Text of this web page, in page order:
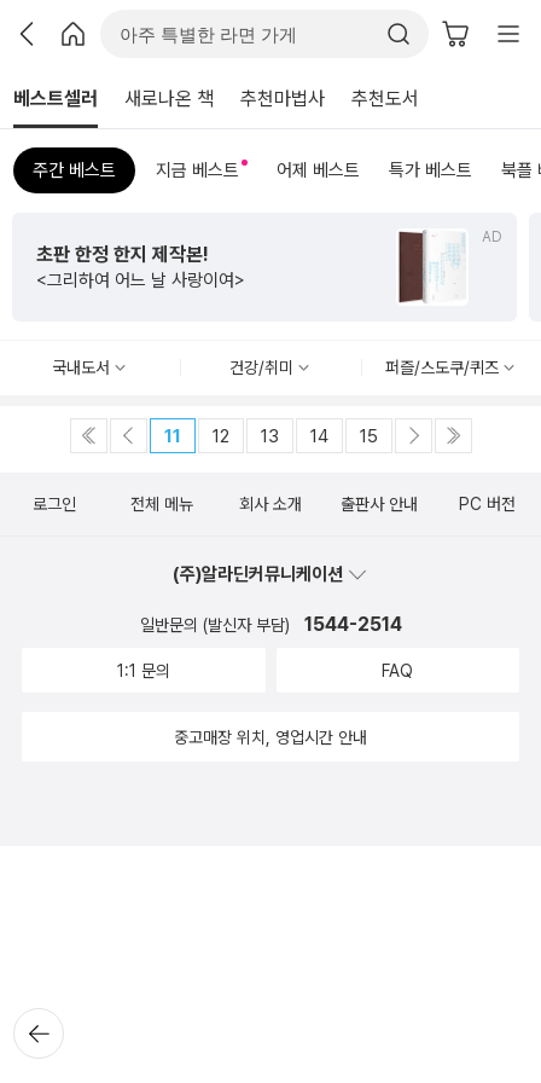
베스트셀러 새로나온 책 추천마법사 추천도서
주간 베스트 지금 베스트 어제 베스트 특가 베스트 북플
AD
초판 한정 한지 제작본!
<그리하여 어느 날 사랑이여>
국내도서 건강/취미 퍼즐/스도쿠/퀴즈
11 12 13 14 15
뒤로가
기
로그인 전체 메뉴 회사 소개 출판사 안내 PC 버전
(주)알라딘커뮤니케이션
일반문의 (발신자 부담) 1544-2514
1:1 문의 FAQ
중고매장 위치, 영업시간 안내